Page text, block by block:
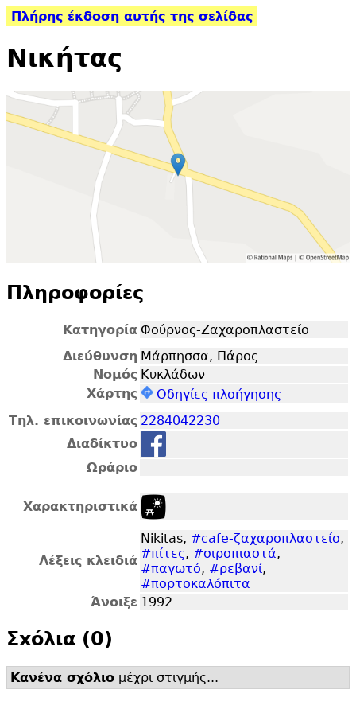
Πλήρης έκδοση αυτής της σελίδας
Νικήτας
Πληροφορίες
Κατηγορία Φούρνος-Ζαχαροπλαστείο
Διεύθυνση Μάρπησσα, Πάρος
Νομός Κυκλάδων
Χάρτης
Οδηγίες πλοήγησης
Τηλ. επικοινωνίας 2284042230
Διαδίκτυο
Ωράριο
Χαρακτηριστικά
Λέξεις κλειδιά
Nikitas, #cafe-ζαχαροπλαστείο,
#πίτες, #σιροπιαστά,
#παγωτό, #ρεβανί,
#πορτοκαλόπιτα
Άνοιξε 1992
Σxόλια (0)
Κανένα σχόλιο μέχρι στιγμής...